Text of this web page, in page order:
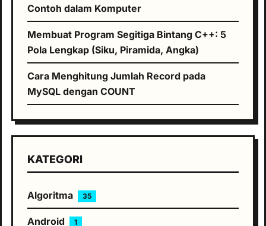
Contoh dalam Komputer
Membuat Program Segitiga Bintang C++: 5
Pola Lengkap (Siku, Piramida, Angka)
Cara Menghitung Jumlah Record pada
MySQL dengan COUNT
KATEGORI
Algoritma 35
Android 1